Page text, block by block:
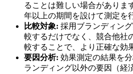
ることは難しい場合がありま
年以上の期間を設けて測定を
比較対象: 採用ブランディン
較するだけでなく、競合他社
較することで、より正確な効
要因分析: 効果測定の結果を
ランディング以外の要因（経